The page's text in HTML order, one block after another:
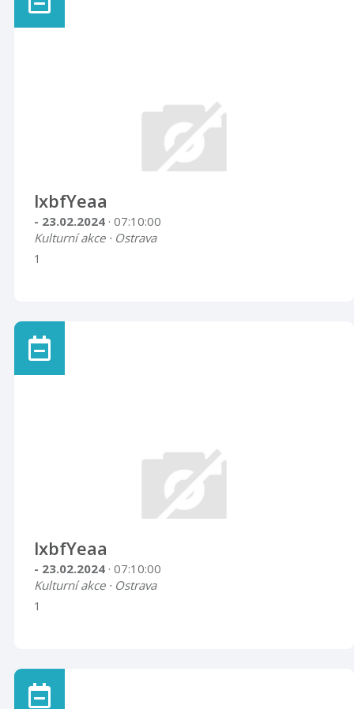
lxbfYeaa
- 23.02.2024 · 07:10:00
Kulturní akce · Ostrava
1
lxbfYeaa
- 23.02.2024 · 07:10:00
Kulturní akce · Ostrava
1